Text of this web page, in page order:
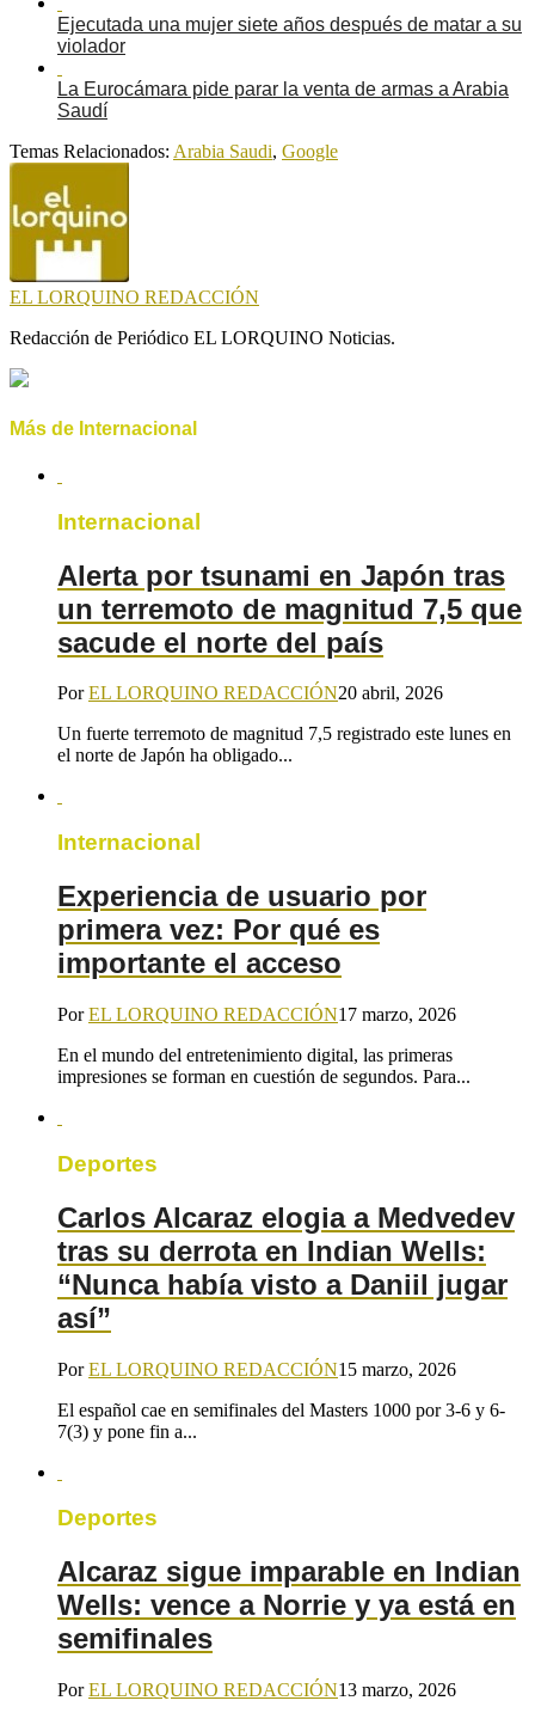
Ejecutada una mujer siete años después de matar a su
violador
La Eurocámara pide parar la venta de armas a Arabia
Saudí
Temas Relacionados: Arabia Saudi, Google
EL LORQUINO REDACCIÓN
Redacción de Periódico EL LORQUINO Noticias.
Más de Internacional
Internacional
Alerta por tsunami en Japón tras
un terremoto de magnitud 7,5 que
sacude el norte del país
PorEL LORQUINO REDACCIÓN20 abril, 2026
Un fuerte terremoto de magnitud 7,5 registrado este lunes en
el norte de Japón ha obligado...
Internacional
Experiencia de usuario por
primera vez: Por qué es
importante el acceso
PorEL LORQUINO REDACCIÓN17 marzo, 2026
En el mundo del entretenimiento digital, las primeras
impresiones se forman en cuestión de segundos. Para...
Deportes
Carlos Alcaraz elogia a Medvedev
tras su derrota en Indian Wells:
“Nunca había visto a Daniil jugar
así”
PorEL LORQUINO REDACCIÓN15 marzo, 2026
El español cae en semifinales del Masters 1000 por 3-6 y 6-
7(3) y pone fin a...
Deportes
Alcaraz sigue imparable en Indian
Wells: vence a Norrie y ya está en
semifinales
PorEL LORQUINO REDACCIÓN13 marzo, 2026